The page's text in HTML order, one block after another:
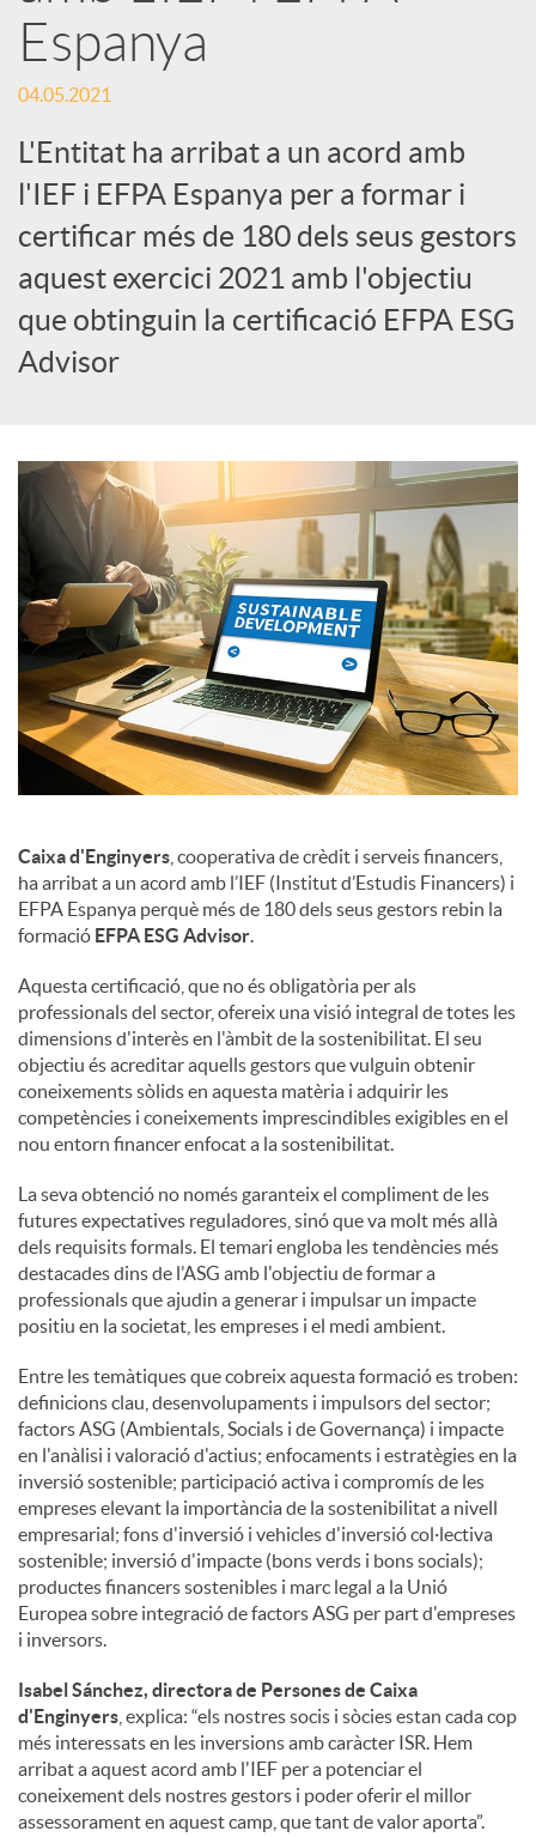
S
o
c
i
a
l
s
Espanya
04.05.2021
L'Entitat ha arribat a un acord amb
l'IEF i EFPA Espanya per a formar i
certificar més de 180 dels seus gestors
aquest exercici 2021 amb l'objectiu
que obtinguin la certificació EFPA ESG
Advisor
Caixa d'Enginyers , cooperativa de crèdit i serveis financers,
ha arribat a un acord amb l’IEF (Institut d’Estudis Financers) i
EFPA Espanya perquè més de 180 dels seus gestors rebin la
formació EFPA ESG Advisor.
Aquesta certificació, que no és obligatòria per als
professionals del sector, ofereix una visió integral de totes les
dimensions d'interès en l'àmbit de la sostenibilitat. El seu
objectiu és acreditar aquells gestors que vulguin obtenir
coneixements sòlids en aquesta matèria i adquirir les
competències i coneixements imprescindibles exigibles en el
nou entorn financer enfocat a la sostenibilitat.
La seva obtenció no només garanteix el compliment de les
futures expectatives reguladores, sinó que va molt més allà
dels requisits formals. El temari engloba les tendències més
destacades dins de l’ASG amb l'objectiu de formar a
professionals que ajudin a generar i impulsar un impacte
positiu en la societat, les empreses i el medi ambient.
Entre les temàtiques que cobreix aquesta formació es troben:
definicions clau, desenvolupaments i impulsors del sector;
factors ASG (Ambientals, Socials i de Governança) i impacte
en l'anàlisi i valoració d'actius; enfocaments i estratègies en la
inversió sostenible; participació activa i compromís de les
empreses elevant la importància de la sostenibilitat a nivell
empresarial; fons d'inversió i vehicles d'inversió col·lectiva
sostenible; inversió d'impacte (bons verds i bons socials);
productes financers sostenibles i marc legal a la Unió
Europea sobre integració de factors ASG per part d'empreses
i inversors.
Isabel Sánchez, directora de Persones de Caixa
d'Enginyers , explica: “els nostres socis i sòcies estan cada cop
més interessats en les inversions amb caràcter ISR. Hem
arribat a aquest acord amb l'IEF per a potenciar el
coneixement dels nostres gestors i poder oferir el millor
assessorament en aquest camp, que tant de valor aporta”.